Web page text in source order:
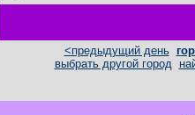
<предыдущий день
выбрать другой город